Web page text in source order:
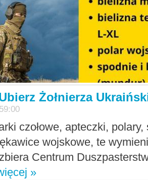
Żołnierza
czołowe, apteczki,
wojskowe, te
Centrum
»